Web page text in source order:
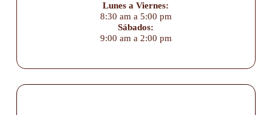
Lunes a Viernes:
8:30 am a 5:00 pm
Sábados:
9:00 am a 2:00 pm